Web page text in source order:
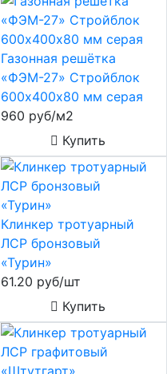
Газонная решётка
«ФЭМ-27» Стройблок
600х400х80 мм серая
960 руб/м2
Купить
Клинкер тротуарный
ЛСР бронзовый
«Турин»
61.20 руб/шт
Купить